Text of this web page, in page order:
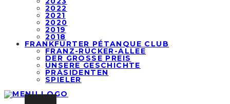
2022
2021
2020
2019
2018
FRANKFURTER PÉTANQUE CLUB
FRANZ-RÜCKER-ALLEE
DER GROSSE PREIS
UNSERE GESCHICHTE
PRÄSIDENTEN
SPIELER